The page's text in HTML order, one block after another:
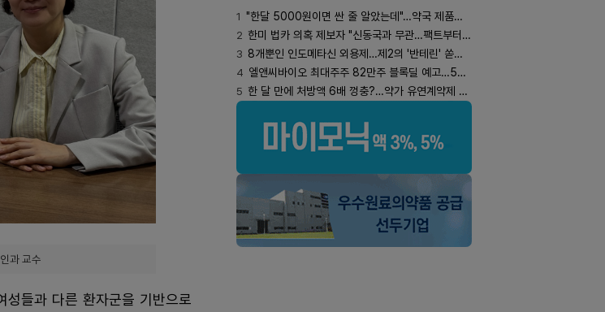
과 교수
들과 다른 환자군을 기반으로
1 "한달 5000원이면 싼 줄 알았는데"…약국 제품과 비교해보니
2 한미 법카 의혹 제보자 "신동국과 무관…팩트부터 따져야"
3 8개뿐인 인도메타신 외용제…제2의 '반테린' 쏟아지나
4 엘앤씨바이오 최대주주 82만주 블록딜 예고…500억 규모
5 한 달 만에 처방액 6배 껑충?…약가 유연계약제 착시효과